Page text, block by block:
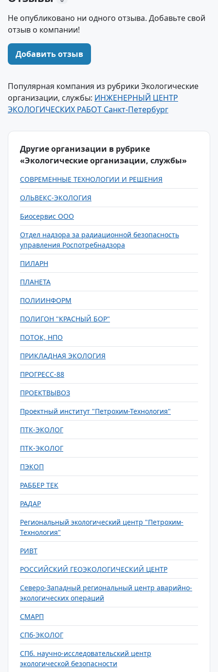
Не опубликовано ни одного отзыва. Добавьте свой
отзыв о компании!
Добавить отзыв
Популярная компания из рубрики Экологические
организации, службы: ИНЖЕНЕРНЫЙ ЦЕНТР
ЭКОЛОГИЧЕСКИХ РАБОТ Санкт-Петербург
Другие организации в рубрике
«Экологические организации, службы»
СОВРЕМЕННЫЕ ТЕХНОЛОГИИ И РЕШЕНИЯ
ОЛЬВЕКС-ЭКОЛОГИЯ
Биосервис ООО
Отдел надзора за радиационной безопасность
управления Роспотребнадзора
ПИЛАРН
ПЛАНЕТА
ПОЛИИНФОРМ
ПОЛИГОН "КРАСНЫЙ БОР"
ПОТОК, НПО
ПРИКЛАДНАЯ ЭКОЛОГИЯ
ПРОГРЕСС-88
ПРОЕКТВЫВОЗ
Проектный институт "Петрохим-Технология"
ПТК-ЭКОЛОГ
ПТК-ЭКОЛОГ
ПЭКОП
РАББЕР ТЕК
РАДАР
Региональный экологический центр "Петрохим-
Технология"
РИВТ
РОССИЙСКИЙ ГЕОЭКОЛОГИЧЕСКИЙ ЦЕНТР
Северо-Западный региональный центр аварийно-
экологических операций
СМАРП
СПб-ЭКОЛОГ
СПб. научно-исследовательский центр
экологической безопасности